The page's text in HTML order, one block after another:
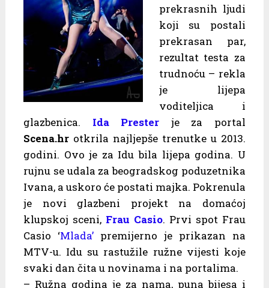
prekrasnih ljudi
koji su postali
prekrasan par,
rezultat testa za
trudnoću – rekla
je lijepa
voditeljica i
glazbenica. Ida Prester je za portal
Scena.hrotkrila najljepše trenutke u 2013.
godini. Ovo je za Idu bila lijepa godina. U
rujnu se udala za beogradskog poduzetnika
Ivana, a uskoro će postati majka. Pokrenula
je novi glazbeni projekt na domaćoj
klupskoj sceni, Frau Casio. Prvi spot Frau
Casio ‘Mlada’premijerno je prikazan na
MTV-u. Idu su rastužile ružne vijesti koje
svaki dan čita u novinama i na portalima.
– Ružna godina je za nama, puna bijesa i